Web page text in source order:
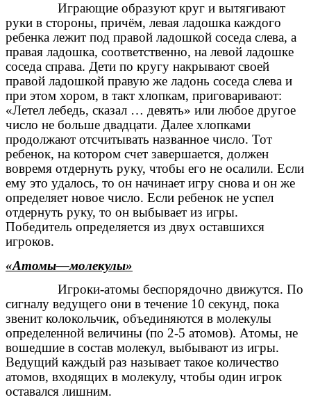
Играющие образуют круг и вытягивают
руки в стороны, причём, левая ладошка каждого
ребенка лежит под правой ладошкой соседа слева, а
правая ладошка, соответственно, на левой ладошке
соседа справа. Дети по кругу накрывают своей
правой ладошкой правую же ладонь соседа слева и
при этом хором, в такт хлопкам, приговаривают:
«Летел лебедь, сказал … девять» или любое другое
число не больше двадцати. Далее хлопками
продолжают отсчитывать названное число. Тот
ребенок, на котором счет завершается, должен
вовремя отдернуть руку, чтобы его не осалили. Если
ему это удалось, то он начинает игру снова и он же
определяет новое число. Если ребенок не успел
отдернуть руку, то он выбывает из игры.
Победитель определяется из двух оставшихся
игроков.
«Атомы—молекулы»
Игроки-атомы беспорядочно движутся. По
сигналу ведущего они в течение 10 секунд, пока
звенит колокольчик, объединяются в молекулы
определенной величины (по 2-5 атомов). Атомы, не
вошедшие в состав молекул, выбывают из игры.
Ведущий каждый раз называет такое количество
атомов, входящих в молекулу, чтобы один игрок
оставался лишним.